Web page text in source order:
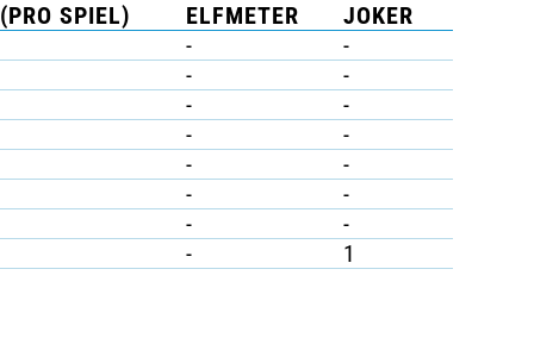
SPIEL) ELFMETER
JOKER
-
-
-
-
-
-
-
-
-
-
-
-
-
-
-
1